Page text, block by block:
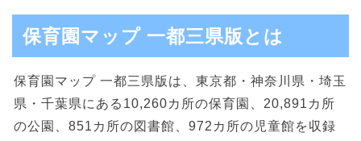
保育園マップ 一都三県版とは
保育園マップ 一都三県版は、東京都・神奈川県・埼玉
県・千葉県にある10,260カ所の保育園、20,891カ所
の公園、851カ所の図書館、972カ所の児童館を収録